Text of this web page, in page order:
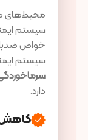
محیط‌های
سیستم
خواص
سیستم
سرماخوردگی
دارد.